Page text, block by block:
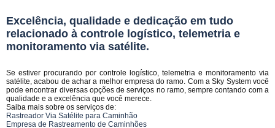
Excelência, qualidade e dedicação em tudo
relacionado à controle logístico, telemetria e
monitoramento via satélite.
Se estiver procurando por controle logístico, telemetria e monitoramento via
satélite, acabou de achar a melhor empresa do ramo. Com a Sky System você
pode encontrar diversas opções de serviços no ramo, sempre contando com a
qualidade e a excelência que você merece.
Saiba mais sobre os serviços de:
Rastreador Via Satélite para Caminhão
Empresa de Rastreamento de Caminhões